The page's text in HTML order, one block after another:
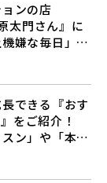
ンの店
太門さん』に
嫌な毎日」を
できる『おす
をご紹介！
ン」や「本格
分を見つけよ